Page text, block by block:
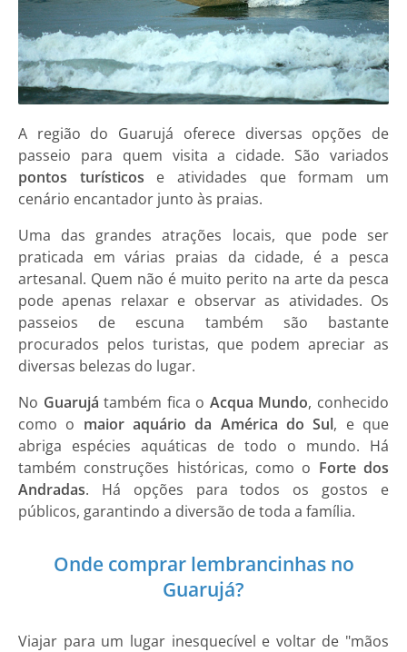
A região do Guarujá oferece diversas opções de
passeio para quem visita a cidade. São variados
pontos turísticos e atividades que formam um
cenário encantador junto às praias.
Uma das grandes atrações locais, que pode ser
praticada em várias praias da cidade, é a pesca
artesanal. Quem não é muito perito na arte da pesca
pode apenas relaxar e observar as atividades. Os
passeios de escuna também são bastante
procurados pelos turistas, que podem apreciar as
diversas belezas do lugar.
No Guarujá também fica o Acqua Mundo, conhecido
como o maior aquário da América do Sul, e que
abriga espécies aquáticas de todo o mundo. Há
também construções históricas, como o Forte dos
Andradas. Há opções para todos os gostos e
públicos, garantindo a diversão de toda a família.
Onde comprar lembrancinhas no
Guarujá?
Viajar para um lugar inesquecível e voltar de "mãos